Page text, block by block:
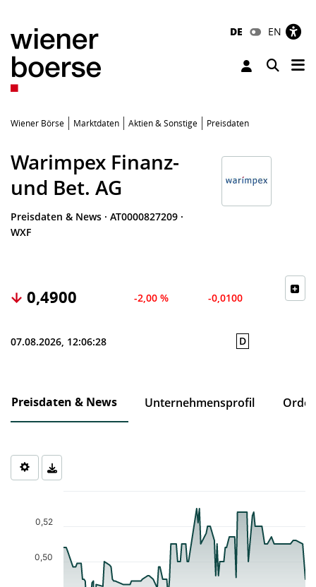
DE EN
Toggle
Wiener Börse Marktdaten Aktien & Sonstige Preisdaten
Warimpex Finanz-
und Bet. AG
Preisdaten & News · AT0000827209 ·
WXF
0,4900 -2,00 % -0,0100
07.08.2026, 12:06:28 D
Preisdaten & News Unternehmensprofil
Chart
The chart has 1 X axis displaying Time. Data ranges from 2026-
The chart has 1 Y axis displaying values. Data ranges from 0.46
0,50
0,52